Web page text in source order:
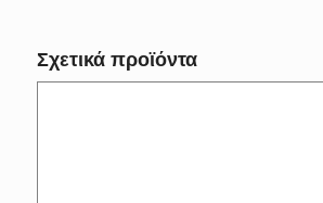
Σχετικά προϊόντα